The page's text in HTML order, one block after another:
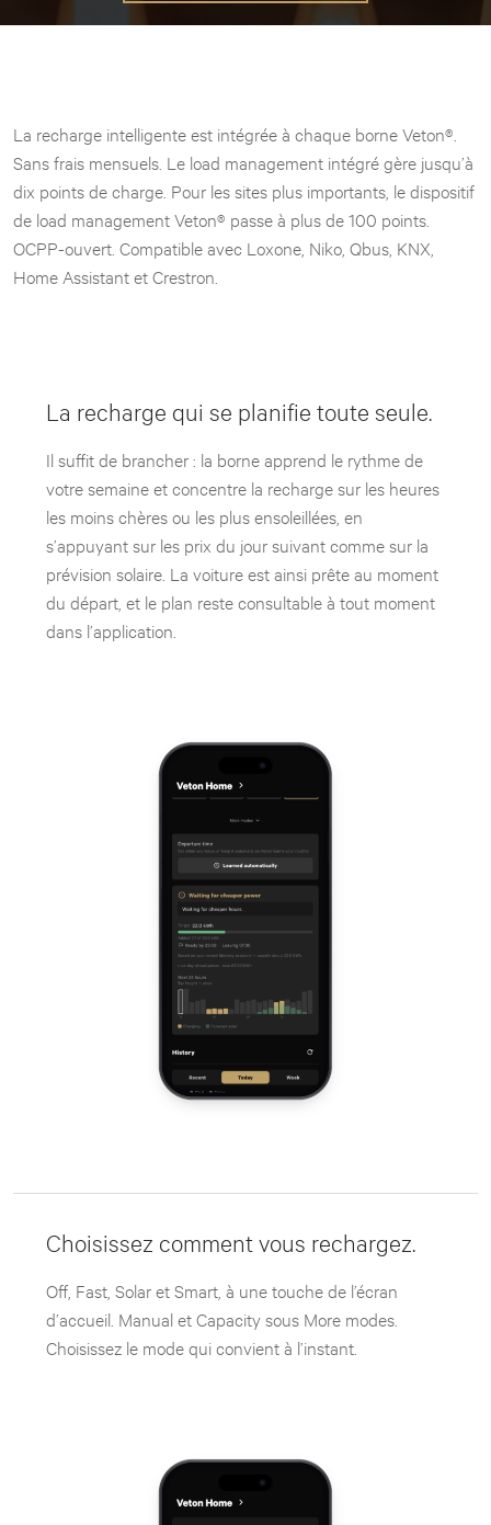
La recharge intelligente est intégrée à chaque borne Veton®.
Sans frais mensuels. Le load management intégré gère jusqu’à
dix points de charge. Pour les sites plus importants, le dispositif
de load management Veton® passe à plus de 100 points.
OCPP-ouvert. Compatible avec Loxone, Niko, Qbus, KNX,
Home Assistant et Crestron.
La recharge qui se planifie toute seule.
Il suffit de brancher : la borne apprend le rythme de
votre semaine et concentre la recharge sur les heures
les moins chères ou les plus ensoleillées, en
s’appuyant sur les prix du jour suivant comme sur la
prévision solaire. La voiture est ainsi prête au moment
du départ, et le plan reste consultable à tout moment
dans l’application.
Choisissez comment vous rechargez.
Off, Fast, Solar et Smart, à une touche de l’écran
d’accueil. Manual et Capacity sous More modes.
Choisissez le mode qui convient à l’instant.